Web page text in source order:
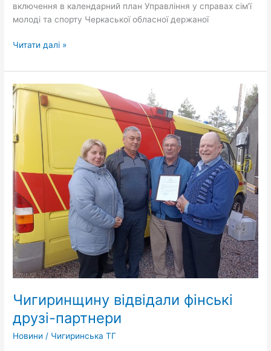
включення в календарний план Управління у справах сім’ї
молоді та спорту Черкаської обласної держаної
Черкаської
адміністрації
на
2024
рік
Читати далі »
Чигиринщину відвідали фінські
друзі-партнери
Новини / Чигиринська ТГ
Чигиринщину
відвідали
фінські
друзі-
партнери